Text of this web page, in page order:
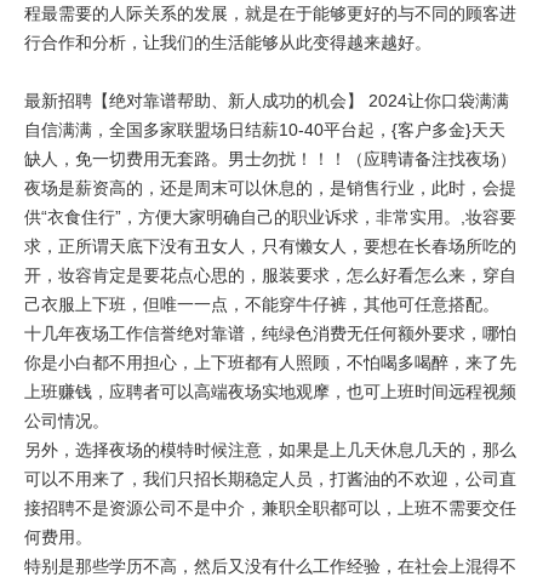
程最需要的人际关系的发展，就是在于能够更好的与不同的顾客进
行合作和分析，让我们的生活能够从此变得越来越好。
最新招聘【绝对靠谱帮助、新人成功的机会】 2024让你口袋满满
自信满满，全国多家联盟场日结薪10-40平台起，{客户多金}天天
缺人，免一切费用无套路。男士勿扰！！！（应聘请备注找夜场）
夜场是薪资高的，还是周末可以休息的，是销售行业，此时，会提
供“衣食住行”，方便大家明确自己的职业诉求，非常实用。,妆容要
求，正所谓天底下没有丑女人，只有懒女人，要想在长春场所吃的
开，妆容肯定是要花点心思的，服装要求，怎么好看怎么来，穿自
己衣服上下班，但唯一一点，不能穿牛仔裤，其他可任意搭配。
十几年夜场工作信誉绝对靠谱，纯绿色消费无任何额外要求，哪怕
你是小白都不用担心，上下班都有人照顾，不怕喝多喝醉，来了先
上班赚钱，应聘者可以高端夜场实地观摩，也可上班时间远程视频
公司情况。
另外，选择夜场的模特时候注意，如果是上几天休息几天的，那么
可以不用来了，我们只招长期稳定人员，打酱油的不欢迎，公司直
接招聘不是资源公司不是中介，兼职全职都可以，上班不需要交任
何费用。
特别是那些学历不高，然后又没有什么工作经验，在社会上混得不